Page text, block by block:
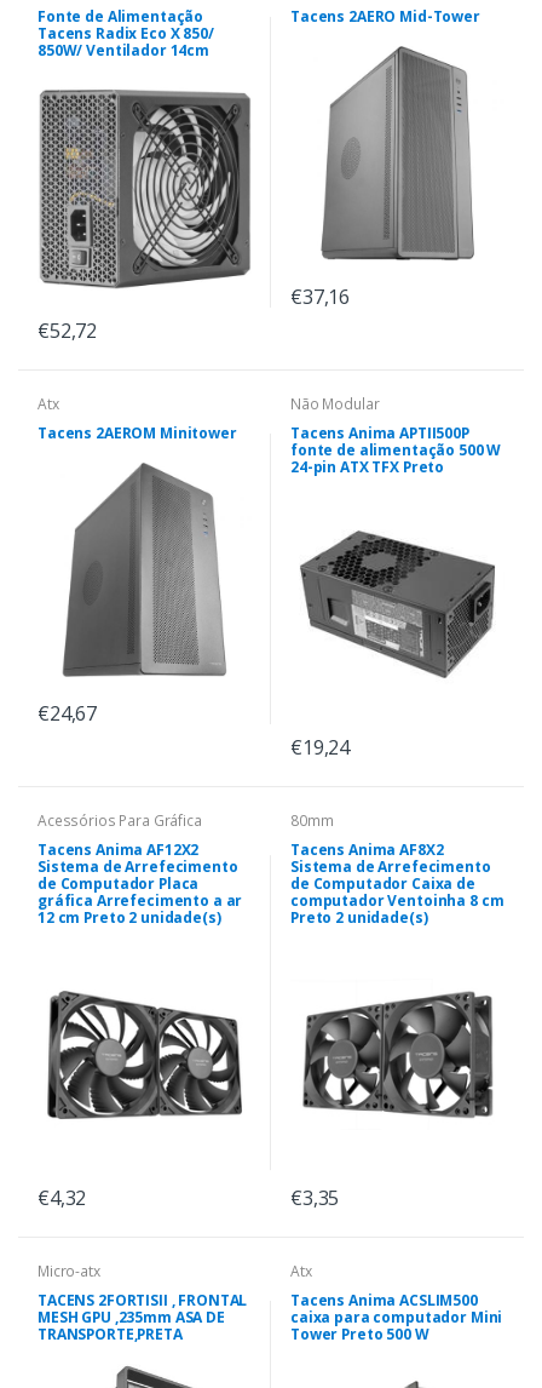
Fonte de Alimentação
Tacens Radix Eco X 850/
850W/ Ventilador 14cm
€52,72
Tacens 2AERO Mid-Tower
€37,16
Atx
Tacens 2AEROM Minitower
€24,67
Não Modular
Tacens Anima APTII500P
fonte de alimentação 500 W
24-pin ATX TFX Preto
€19,24
Acessórios Para Gráfica
Tacens Anima AF12X2
Sistema de Arrefecimento
de Computador Placa
gráfica Arrefecimento a ar
12 cm Preto 2 unidade(s)
€4,32
80mm
Tacens Anima AF8X2
Sistema de Arrefecimento
de Computador Caixa de
computador Ventoinha 8 cm
Preto 2 unidade(s)
€3,35
Micro-atx
TACENS 2FORTISII , FRONTAL
MESH GPU ,235mm ASA DE
TRANSPORTE,PRETA
Atx
Tacens Anima ACSLIM500
caixa para computador Mini
Tower Preto 500 W